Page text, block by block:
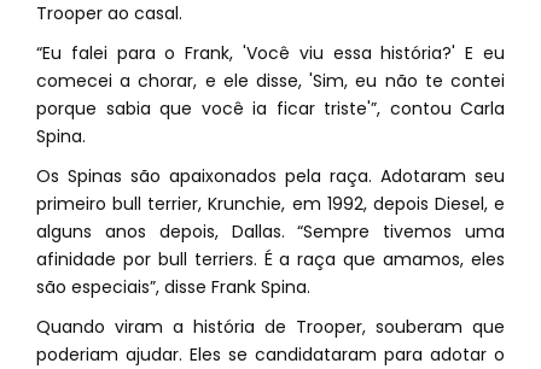
Trooper ao casal.
“Eu falei para o Frank, 'Você viu essa história?' E eu
comecei a chorar, e ele disse, 'Sim, eu não te contei
porque sabia que você ia ficar triste'”, contou Carla
Spina.
Os Spinas são apaixonados pela raça. Adotaram seu
primeiro bull terrier, Krunchie, em 1992, depois Diesel, e
alguns anos depois, Dallas. “Sempre tivemos uma
afinidade por bull terriers. É a raça que amamos, eles
são especiais”, disse Frank Spina.
Quando viram a história de Trooper, souberam que
poderiam ajudar. Eles se candidataram para adotar o